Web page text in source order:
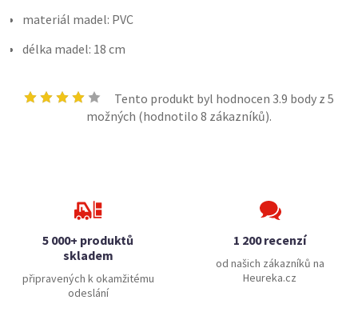
materiál madel: PVC
délka madel: 18 cm
Tento produkt byl hodnocen 3.9 body z 5
možných (hodnotilo 8 zákazníků).
5 000+ produktů
skladem
připravených k okamžitému
odeslání
1 200 recenzí
od našich zákazníků na
Heureka.cz